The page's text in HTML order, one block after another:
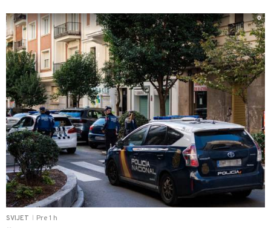
SVIJET Pre 1 h
0